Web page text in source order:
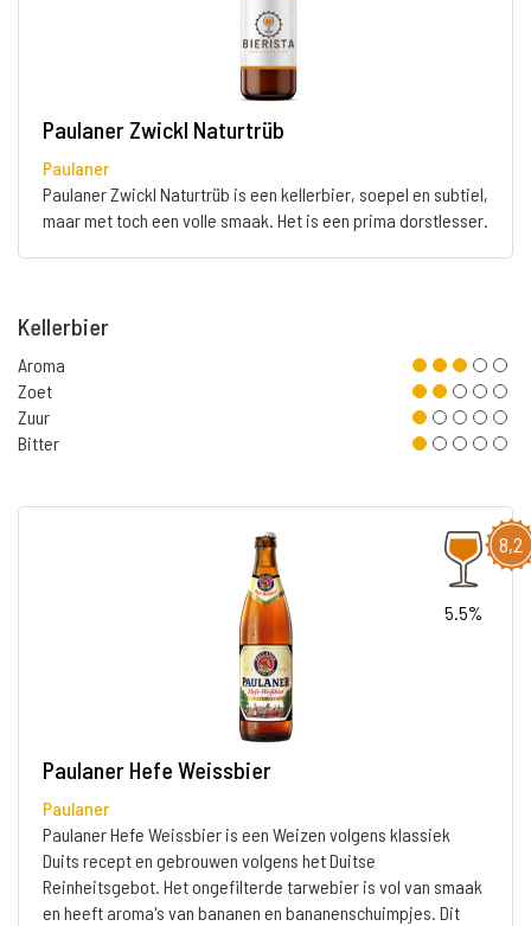
Paulaner Zwickl Naturtrüb
Paulaner
Paulaner Zwickl Naturtrüb is een kellerbier, soepel en subtiel,
maar met toch een volle smaak. Het is een prima dorstlesser.
Kellerbier
Aroma
Zoet
Zuur
Bitter
8,2
5.5%
Paulaner Hefe Weissbier
Paulaner
Paulaner Hefe Weissbier is een Weizen volgens klassiek
Duits recept en gebrouwen volgens het Duitse
Reinheitsgebot. Het ongefilterde tarwebier is vol van smaak
en heeft aroma's van bananen en bananenschuimpjes. Dit